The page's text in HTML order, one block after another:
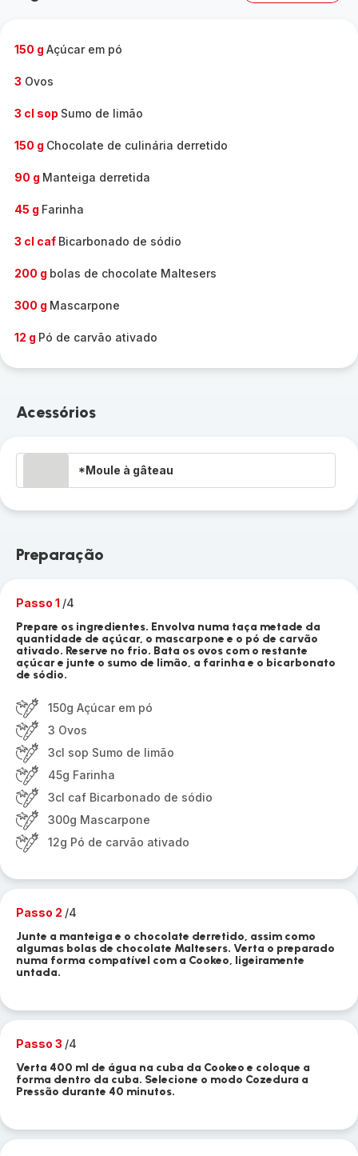
150 g Açúcar em pó
3 Ovos
3 cl sop Sumo de limão
150 g Chocolate de culinária derretido
90 g Manteiga derretida
45 g Farinha
3 cl caf Bicarbonado de sódio
200 g bolas de chocolate Maltesers
300 g Mascarpone
12 g Pó de carvão ativado
Acessórios
*Moule à gâteau
Preparação
Passo 1 /4
Prepare os ingredientes. Envolva numa taça metade da
quantidade de açúcar, o mascarpone e o pó de carvão
ativado. Reserve no frio. Bata os ovos com o restante
açúcar e junte o sumo de limão, a farinha e o bicarbonato
de sódio.
150g Açúcar em pó
3 Ovos
3cl sop Sumo de limão
45g Farinha
3cl caf Bicarbonado de sódio
300g Mascarpone
12g Pó de carvão ativado
Passo 2 /4
Junte a manteiga e o chocolate derretido, assim como
algumas bolas de chocolate Maltesers. Verta o preparado
numa forma compatível com a Cookeo, ligeiramente
untada.
Passo 3 /4
Verta 400 ml de água na cuba da Cookeo e coloque a
forma dentro da cuba. Selecione o modo Cozedura a
Pressão durante 40 minutos.